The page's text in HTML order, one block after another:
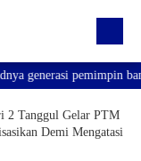
generasi pemimpin
2 Tanggul Gelar PTM
Demi Mengatasi